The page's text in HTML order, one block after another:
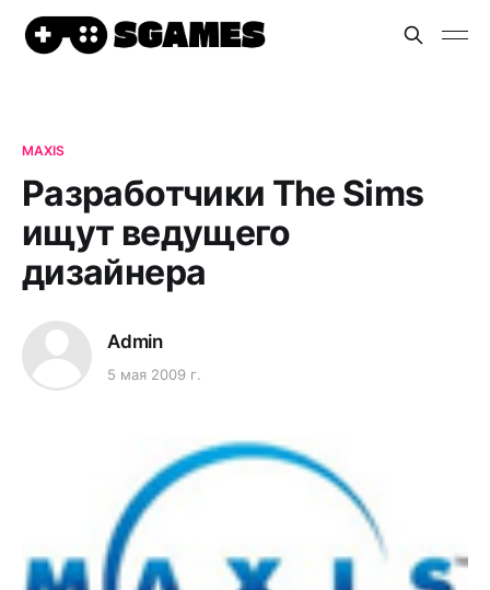
MAXIS
Разработчики The Sims
ищут ведущего
дизайнера
Admin
5 мая 2009 г.